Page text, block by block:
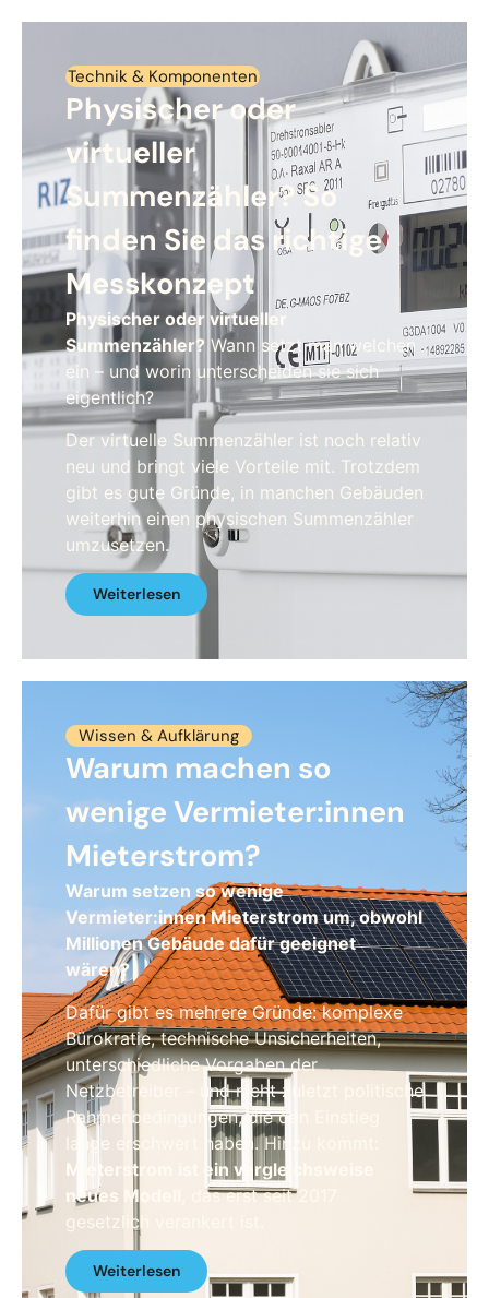
Technik & Komponenten
Physischer oder
virtueller
Summenzähler? So
finden Sie das richtige
Messkonzept​
Physischer oder virtueller
Summenzähler? Wann setzt man welchen
ein – und worin unterscheiden sie sich
eigentlich?
Der virtuelle Summenzähler ist noch relativ
neu und bringt viele Vorteile mit. Trotzdem
gibt es gute Gründe, in manchen Gebäuden
weiterhin einen physischen Summenzähler
umzusetzen.
Weiterlesen
Wissen & Aufklärung
Warum machen so
wenige Vermieter:innen
Mieterstrom?
Warum setzen so wenige
Vermieter:innen Mieterstrom um, obwohl
Millionen Gebäude dafür geeignet
wären?
Dafür gibt es mehrere Gründe: komplexe
Bürokratie, technische Unsicherheiten,
unterschiedliche Vorgaben der
Netzbetreiber – und nicht zuletzt politische
Rahmenbedingungen, die den Einstieg
lange erschwert haben. Hinzu kommt:
Mieterstrom ist ein vergleichsweise
neues Modell
, das erst seit 2017
gesetzlich verankert ist.
Weiterlesen